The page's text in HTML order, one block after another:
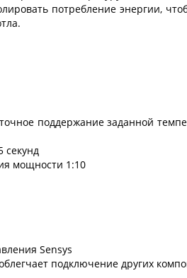
потребление энергии,
поддержание заданной
мощности 1:10
Sensys
подключение других